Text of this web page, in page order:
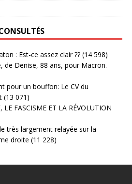
: Est-ce assez clair ?? (14 598)
de Denise, 88 ans, pour Macron.
pour un bouffon: Le CV du
(13 071)
LE FASCISME ET LA RÉVOLUTION
très largement relayée sur la
droite (11 228)